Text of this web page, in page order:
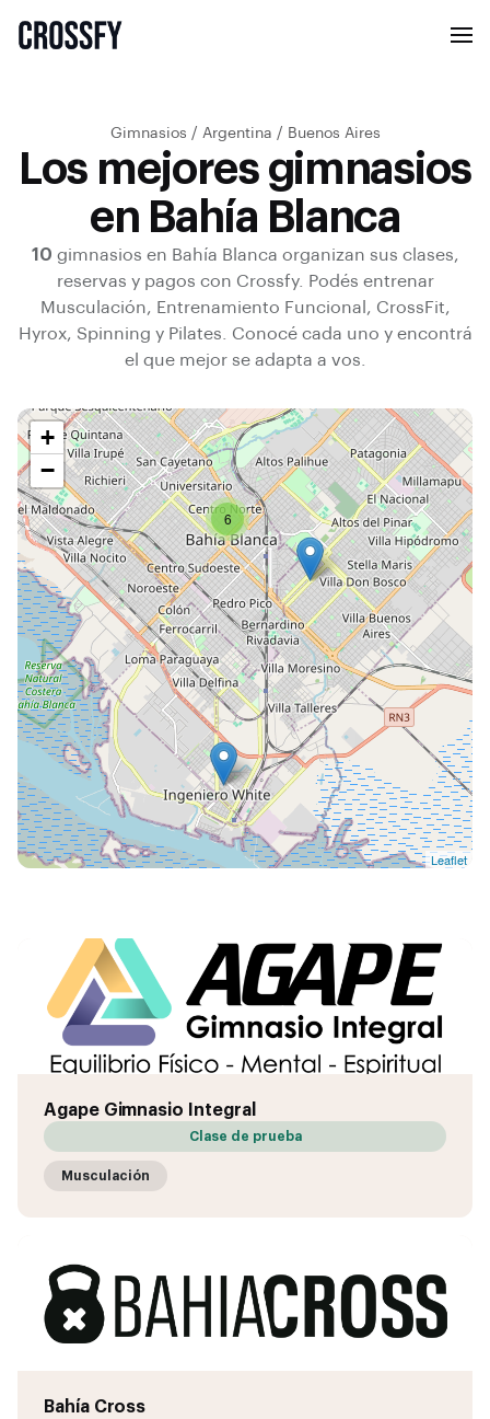
Gimnasios / Argentina / Buenos Aires
Los mejores gimnasios
en Bahía Blanca
10 gimnasios en Bahía Blanca organizan sus clases,
reservas y pagos con Crossfy.
Podés entrenar
Musculación, Entrenamiento Funcional, CrossFit,
Hyrox, Spinning y Pilates
Conocé cada uno y encontrá
el que mejor se adapta a vos.
6
+
−
Leaflet
Agape Gimnasio Integral
Clase de prueba
Musculación
Bahía Cross